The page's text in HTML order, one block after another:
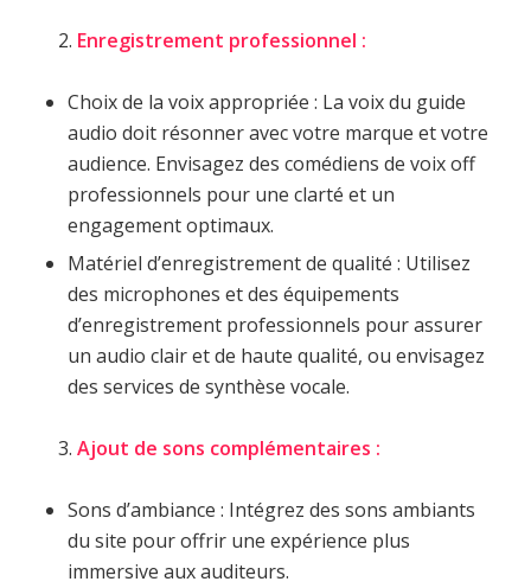
Enregistrement professionnel :
Choix de la voix appropriée : La voix du guide
audio doit résonner avec votre marque et votre
audience. Envisagez des comédiens de voix off
professionnels pour une clarté et un
engagement optimaux.
Matériel d’enregistrement de qualité : Utilisez
des microphones et des équipements
d’enregistrement professionnels pour assurer
un audio clair et de haute qualité, ou envisagez
des services de synthèse vocale.
Ajout de sons complémentaires :
Sons d’ambiance : Intégrez des sons ambiants
du site pour offrir une expérience plus
immersive aux auditeurs.